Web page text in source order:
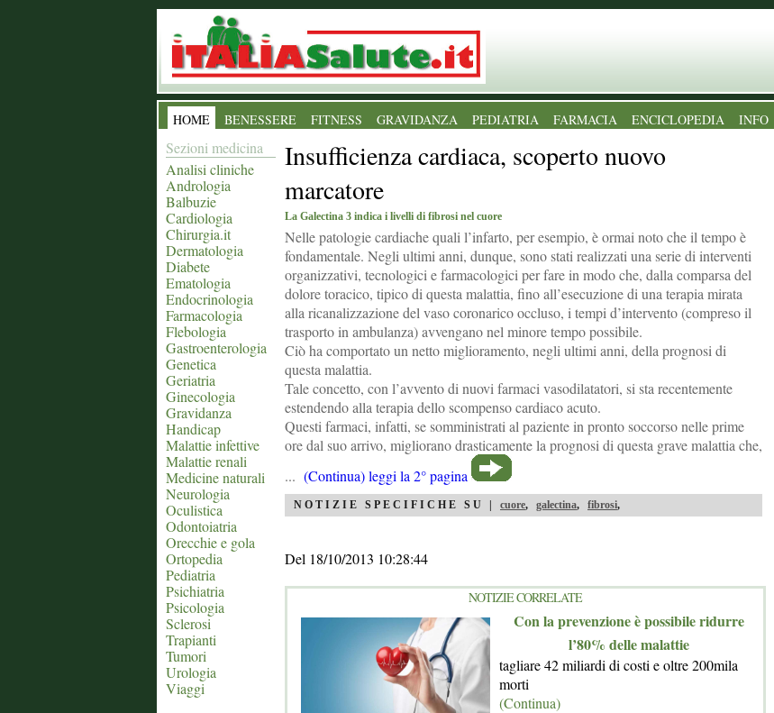
HOME BENESSERE FITNESS GRAVIDANZA PEDIATRIA FARMACIA ENCICLOPEDIA INFO
Sezioni medicina
Analisi cliniche
Andrologia
Balbuzie
Cardiologia
Chirurgia.it
Dermatologia
Diabete
Ematologia
Endocrinologia
Farmacologia
Flebologia
Gastroenterologia
Genetica
Geriatria
Ginecologia
Gravidanza
Handicap
Malattie infettive
Malattie renali
Medicine naturali
Neurologia
Oculistica
Odontoiatria
Orecchie e gola
Ortopedia
Pediatria
Psichiatria
Psicologia
Sclerosi
Trapianti
Tumori
Urologia
Viaggi
Insufficienza cardiaca, scoperto nuovo
marcatore
La Galectina 3 indica i livelli di fibrosi nel cuore
Nelle patologie cardiache quali l’infarto, per esempio, è ormai noto che il tempo è
fondamentale. Negli ultimi anni, dunque, sono stati realizzati una serie di interventi
organizzativi, tecnologici e farmacologici per fare in modo che, dalla comparsa del
dolore toracico, tipico di questa malattia, fino all’esecuzione di una terapia mirata
alla ricanalizzazione del vaso coronarico occluso, i tempi d’intervento (compreso il
trasporto in ambulanza) avvengano nel minore tempo possibile.
Ciò ha comportato un netto miglioramento, negli ultimi anni, della prognosi di
questa malattia.
Tale concetto, con l’avvento di nuovi farmaci vasodilatatori, si sta recentemente
estendendo alla terapia dello scompenso cardiaco acuto.
Questi farmaci, infatti, se somministrati al paziente in pronto soccorso nelle prime
ore dal suo arrivo, migliorano drasticamente la prognosi di questa grave malattia che,
... (Continua) leggi la 2° pagina
NOTIZIE SPECIFICHE SU | cuore, galectina, fibrosi,
Del 18/10/2013 10:28:44
NOTIZIE CORRELATE
Con la prevenzione è possibile ridurre
l’80% delle malattie
tagliare 42 miliardi di costi e oltre 200mila
morti
(Continua)